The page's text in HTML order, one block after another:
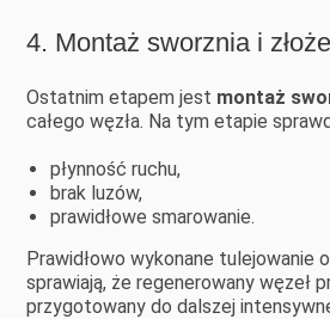
4. Montaż sworznia i
Ostatnim etapem jest montaż
całego węzła. Na tym etapie
płynność ruchu,
brak luzów,
prawidłowe smarowanie.
Prawidłowo wykonane tulejowanie
sprawiają, że regenerowany węzeł
przygotowany do dalszej